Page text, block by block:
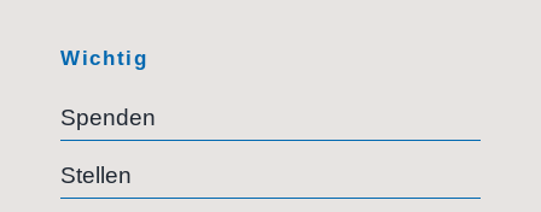
Wichtig
Spenden
Stellen